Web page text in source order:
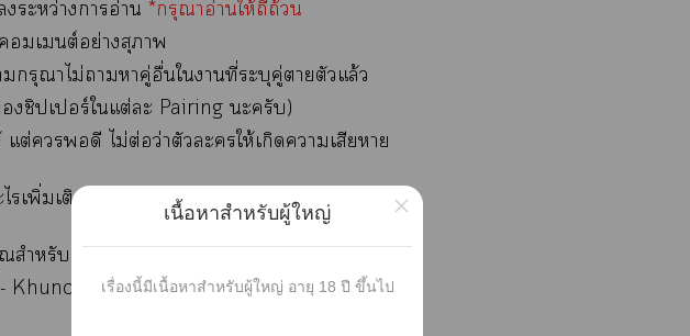
ระหว่างาอ่าน *กรุณาอ่านให้ถี่ถ้วน
ต์อย่างสุภาพ
ณาไม่าาคู่อื่นใาที่ระบุคู่าตัวแล้ว
ชิปเร์ใแต่ะ Pairing ะครับ)
ดี ไม่ต่อว่าตัวะให้เกิดาเสียา
เพิ่มเติม ะาเขียนทีหลัง
ำหรับาเข้าใแะเข้าาอ่านด้วยะครับ
เนื้อหาสำหรับผู้ใหญ่
เรื่องนี้มีเนื้อหาสำหรับผู้ใหญ่ อายุ 18 ปี ขึ้นไป
×